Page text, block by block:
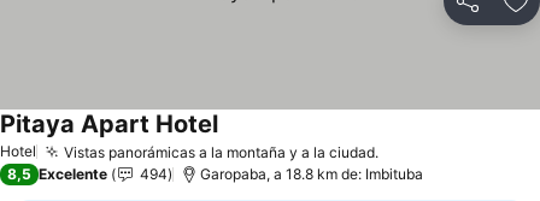
Compartir
Hotel Vistas panorámicas a la montaña y a la ciudad.
Pitaya Apart Hotel
8,5 Excelente 494 Garopaba, a 18.8 km de: Imbituba